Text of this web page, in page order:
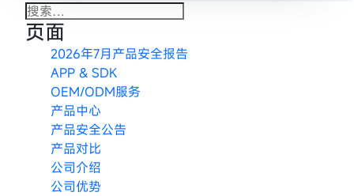
搜
索：
页面
2026年7月产品安全报告
APP & SDK
OEM/ODM服务
产品中心
产品安全公告
产品对比
公司介绍
公司优势